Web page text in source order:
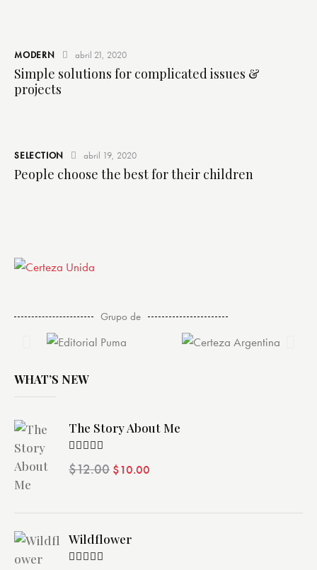
MODERN abril 21, 2020
Simple solutions for complicated issues &
projects
SELECTION abril 19, 2020
People choose the best for their children
Grupo de
WHAT’S NEW
The Story About Me
Valorado
con4.00
$12.00 $10.00
Wildflower